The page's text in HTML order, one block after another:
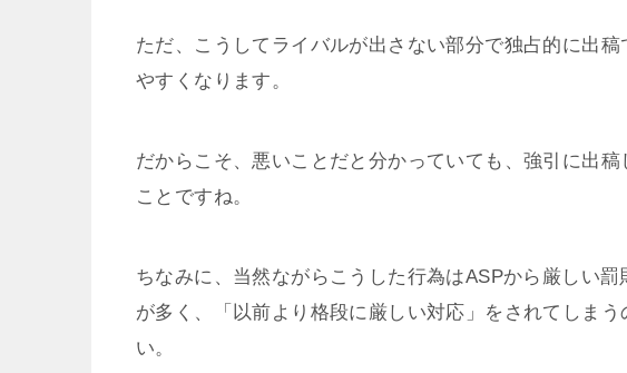
ただ、こうしてライバルが出さない部分で独占的に出
やすくなります。
だからこそ、悪いことだと分かっていても、強引に出
ことですね。
ちなみに、当然ながらこうした行為はASPから厳しい
が多く、「以前より格段に厳しい対応」をされてしま
い。